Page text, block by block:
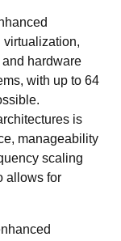
hardware
with up to 64
is
manageability
scaling
allows for